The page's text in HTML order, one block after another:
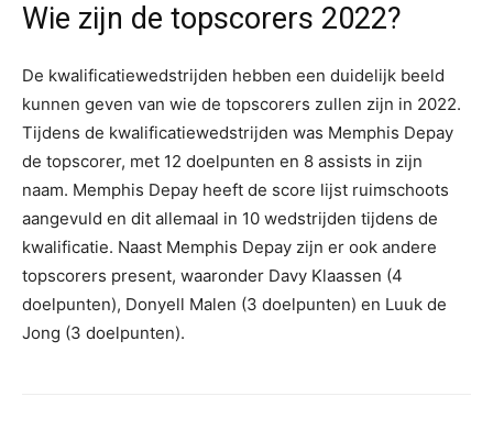
Wie zijn de topscorers 2022?
De kwalificatiewedstrijden hebben een duidelijk beeld
kunnen geven van wie de topscorers zullen zijn in 2022.
Tijdens de kwalificatiewedstrijden was Memphis Depay
de topscorer, met 12 doelpunten en 8 assists in zijn
naam. Memphis Depay heeft de score lijst ruimschoots
aangevuld en dit allemaal in 10 wedstrijden tijdens de
kwalificatie. Naast Memphis Depay zijn er ook andere
topscorers present, waaronder Davy Klaassen (4
doelpunten), Donyell Malen (3 doelpunten) en Luuk de
Jong (3 doelpunten).